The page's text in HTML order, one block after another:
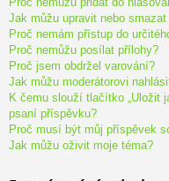
Jak můžu upravit nebo
Proč nemám přístup do
Proč nemůžu posílat přílohy?
Proč jsem obdržel varování?
Jak můžu moderátorovi
K čemu slouží tlačítko „Uložit
psaní příspěvku?
Proč musí být můj příspěvek
Jak můžu oživit moje téma?